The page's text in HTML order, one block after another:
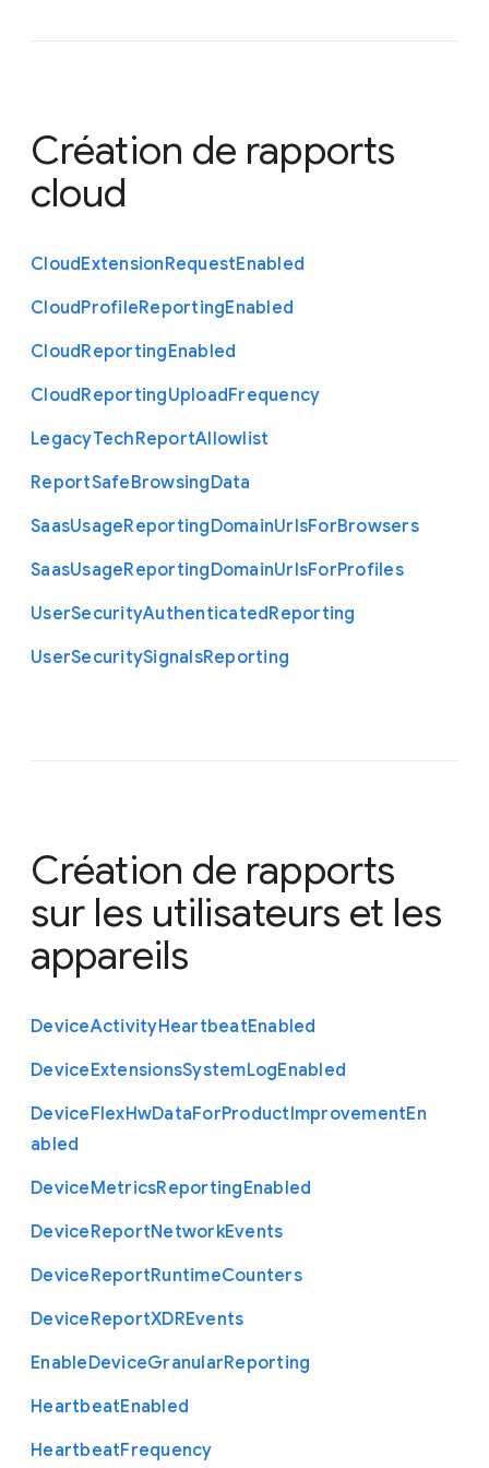
Création de rapports
cloud
CloudExtensionRequestEnabled
CloudProfileReportingEnabled
CloudReportingEnabled
CloudReportingUploadFrequency
LegacyTechReportAllowlist
ReportSafeBrowsingData
SaasUsageReportingDomainUrlsForBrowsers
SaasUsageReportingDomainUrlsForProfiles
UserSecurityAuthenticatedReporting
UserSecuritySignalsReporting
Création de rapports
sur les utilisateurs et les
appareils
DeviceActivityHeartbeatEnabled
DeviceExtensionsSystemLogEnabled
DeviceFlexHwDataForProductImprovementEn
abled
DeviceMetricsReportingEnabled
DeviceReportNetworkEvents
DeviceReportRuntimeCounters
DeviceReportXDREvents
EnableDeviceGranularReporting
HeartbeatEnabled
HeartbeatFrequency